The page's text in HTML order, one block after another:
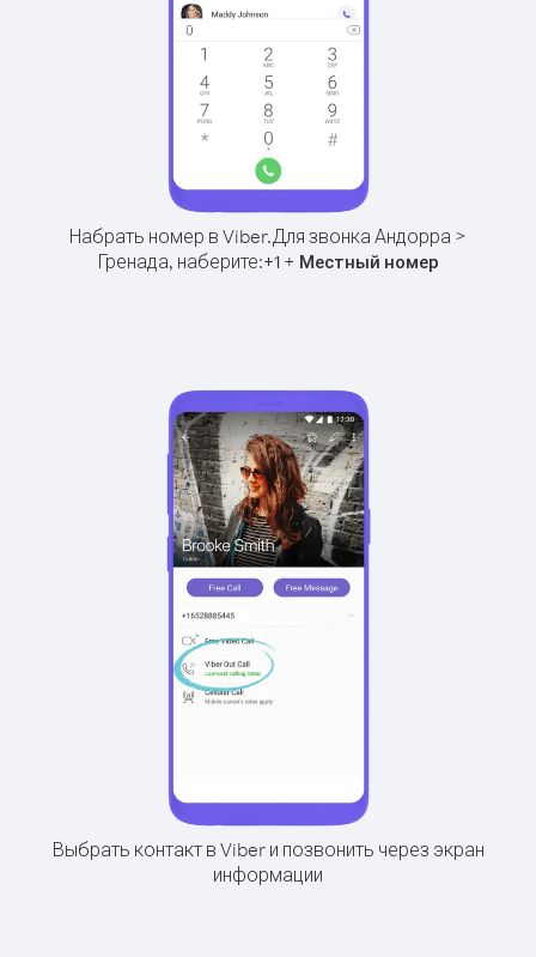
Набрать номер в Viber.Для звонка Андорра >
Гренада, наберите:+1+ Местный номер
Выбрать контакт в Viber и позвонить через экран
информации